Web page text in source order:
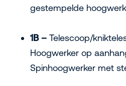
gestempelde
1B – Telescoop/
Hoogwerker op
Spinhoogwerker met